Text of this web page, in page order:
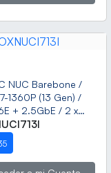
NUC Barebone /
1360P (13 Gen) /
+ 2.5GbE / 2 x
/ Bluetooth / No
Memoria RAM, SSD
y S.O. / Incluye fuente